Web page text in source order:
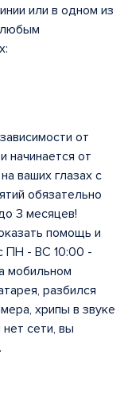
или в одном из
любым
от
начинается от
ваших глазах с
обязательно
3 месяцев!
помощь и
ПН - ВС 10:00 -
мобильном
разбился
хрипы в звуке
сети, вы